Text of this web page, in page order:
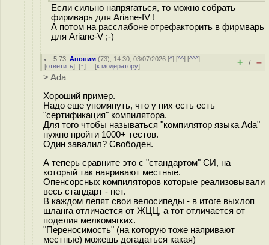
Если сильно напрягаться, то можно собрать
фирмварь для Ariane-IV !
А потом на расслабоне отрефакторить в фирмварь
для Ariane-V ;-)
5.73 ,Аноним (73), 14:30, 03/07/2026 [^] [^^] [^^^]
[ответить] [↑] [к модератору] + / –
> Ada
Хороший пример.
Надо еще упомянуть, что у них есть есть
"сертификация" компилятора.
Для того чтобы называться "компилятор языка Ada"
нужно пройти 1000+ тестов.
Один завалил? Свободен.
А теперь сравните это с "стандартом" СИ, на
который так наяривают местные.
Опенсорсных компиляторов которые реализовывали
весь стандарт - нет.
В каждом лепят свои велосипеды - в итоге выхлоп
шланга отличается от ЖЦЦ, а тот отличается от
поделия мелкомягких.
"Переносимость" (на которую тоже наяривают
местные) можешь догадаться какая)